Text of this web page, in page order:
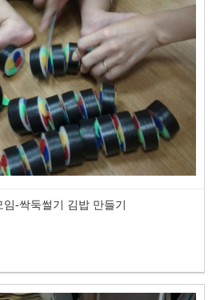
-싹둑썰기 김밥 만들기